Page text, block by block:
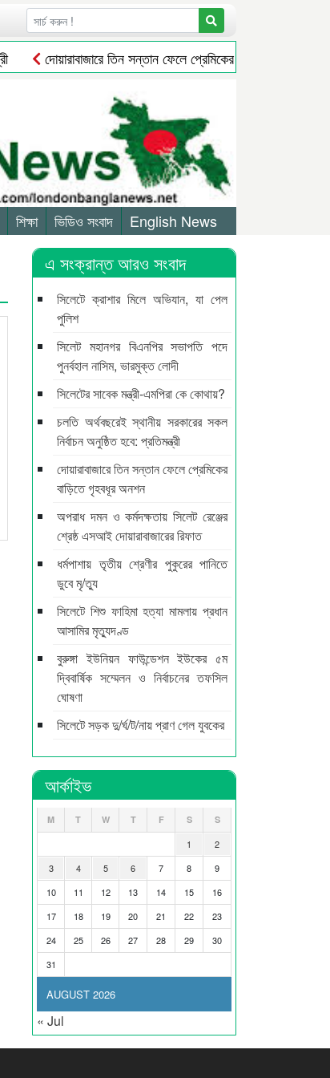
দোয়ারাবাজারে তিন সন্তান ফেলে প্রেমিকের বাড়িতে গৃহবধূর অনশন
শিক্ষা ভিডিও সংবাদ English News
এ সংক্রান্ত আরও সংবাদ
সিলেটে ক্রাশার মিলে অভিযান, যা পেল
পুলিশ
সিলেট মহানগর বিএনপির সভাপতি পদে
পুনর্বহাল নাসিম, ভারমুক্ত লোদী
সিলেটের সাবেক মন্ত্রী-এমপিরা কে কোথায়?
চলতি অর্থবছরেই স্থানীয় সরকারের সকল
নির্বাচন অনুষ্ঠিত হবে: প্রতিমন্ত্রী
দোয়ারাবাজারে তিন সন্তান ফেলে প্রেমিকের
বাড়িতে গৃহবধূর অনশন
অপরাধ দমন ও কর্মদক্ষতায় সিলেট রেঞ্জের
শ্রেষ্ঠ এসআই দোয়ারাবাজারের রিফাত
ধর্মপাশায় তৃতীয় শ্রেণীর পুকুরের পানিতে
ডুবে মৃ/ত্যু
সিলেটে শিশু ফাহিমা হত্যা মামলায় প্রধান
আসামির মৃত্যুদণ্ড
বুরুঙ্গা ইউনিয়ন ফাউন্ডেশন ইউকের ৫ম
দ্বিবার্ষিক সম্মেলন ও নির্বাচনের তফসিল
ঘোষণা
সিলেটে সড়ক দু/র্ঘ/ট/নায় প্রাণ গেল যুবকের
আর্কাইভ
AUGUST 2026
M T W T F S S
1
2
3
4 5 6 7 8
9
10
11 12 13 14 15
16
17
18 19 20 21 22
23
24
25 26 27 28 29
30
31
« Jul